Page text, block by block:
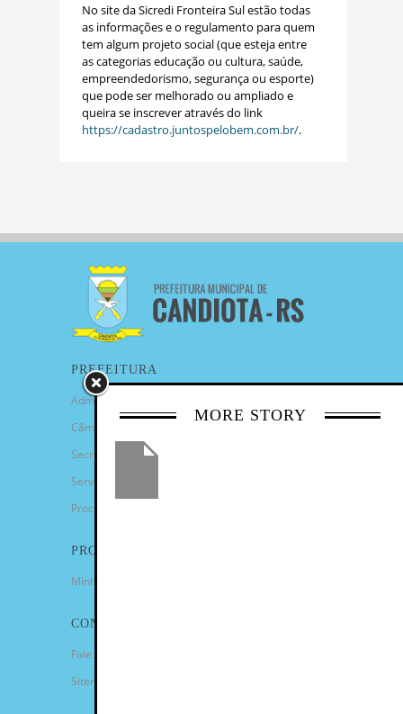
No site da Sicredi Fronteira Sul estão todas
as informações e o regulamento para quem
tem algum projeto social (que esteja entre
as categorias educação ou cultura, saúde,
empreendedorismo, segurança ou esporte)
que pode ser melhorado ou ampliado e
queira se inscrever através do link
https://cadastro.juntospelobem.com.br/.
MORE STORY
PREFEITURA
Administração Municipal
Câmara de Vereadores
Secretarias
Serviços
Procuradoria Geral
PROGRAMAS
Minha Casa Minha Vida
CONTATO
Fale Conosco
Sitemap